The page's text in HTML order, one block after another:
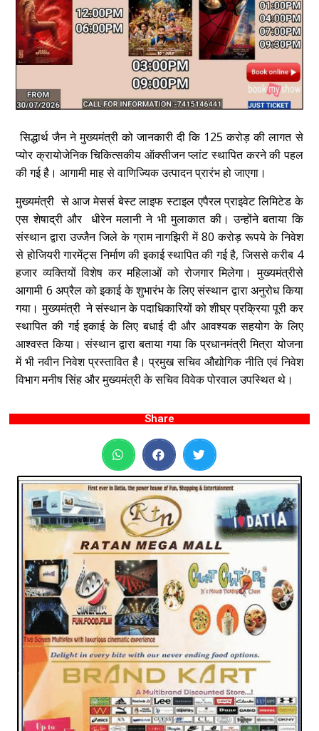
सिद्धार्थ जैन ने मुख्यमंत्री को जानकारी दी कि 125 करोड़ की लागत से
प्योर क्रायोजेनिक चिकित्सकीय ऑक्सीजन प्लांट स्थापित करने की पहल
की गई है। आगामी माह से वाणिज्यिक उत्पादन प्रारंभ हो जाएगा।
मुख्यमंत्री से आज मेसर्स बेस्ट लाइफ स्टाइल एपैरल प्राइवेट लिमिटेड के
एस शेषाद्री और धीरेन मलानी ने भी मुलाकात की। उन्होंने बताया कि
संस्थान द्वारा उज्जैन जिले के ग्राम नागझिरी में 80 करोड़ रूपये के निवेश
से होजियरी गारमेंट्स निर्माण की इकाई स्थापित की गई है, जिससे करीब 4
हजार व्यक्तियों विशेष कर महिलाओं को रोजगार मिलेगा। मुख्यमंत्रीसे
आगामी 6 अप्रैल को इकाई के शुभारंभ के लिए संस्थान द्वारा अनुरोध किया
गया। मुख्यमंत्री ने संस्थान के पदाधिकारियों को शीघ्र प्रक्रिया पूरी कर
स्थापित की गई इकाई के लिए बधाई दी और आवश्यक सहयोग के लिए
आश्वस्त किया। संस्थान द्वारा बताया गया कि प्रधानमंत्री मित्रा योजना
में भी नवीन निवेश प्रस्तावित है। प्रमुख सचिव औद्योगिक नीति एवं निवेश
विभाग मनीष सिंह और मुख्यमंत्री के सचिव विवेक पोरवाल उपस्थित थे।
Share